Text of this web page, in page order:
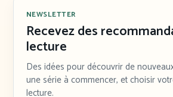
NEWSLETTER
Recevez des
lecture
Des idées pour découvrir de
une série à commencer, et choisir
lecture.